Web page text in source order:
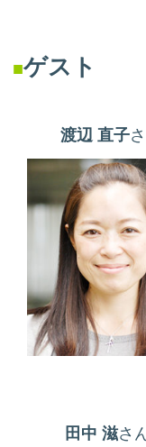
■ゲスト
渡辺 直子
田中 滋さ